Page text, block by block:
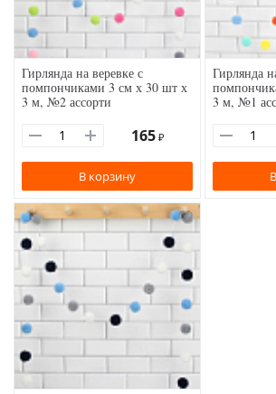
Гирлянда на веревке с
помпончиками 3 см х 30 шт х
3 м, №2 ассорти
165 ₽
В корзину
Гирлянда
3 м, №1